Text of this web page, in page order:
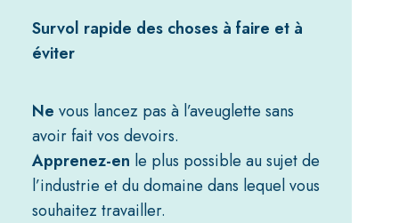
Survol rapide des choses à faire et à
éviter
Ne vous lancez pas à l’aveuglette sans
avoir fait vos devoirs.
Apprenez-en le plus possible au sujet de
l’industrie et du domaine dans lequel vous
souhaitez travailler.